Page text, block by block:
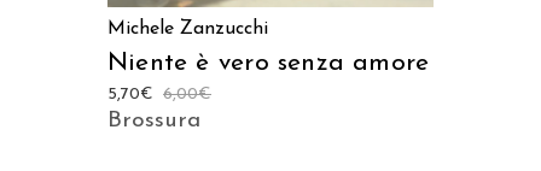
Michele Zanzucchi
Niente è vero senza amore
6,00€
5,70€
Brossura